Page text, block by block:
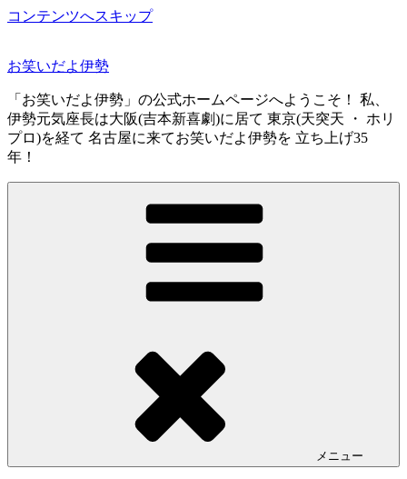
コンテンツへスキップ
お笑いだよ伊勢
「お笑いだよ伊勢」の公式ホームページへようこそ！ 私、
伊勢元気座長は大阪(吉本新喜劇)に居て 東京(天突天 ・ ホリ
プロ)を経て 名古屋に来てお笑いだよ伊勢を 立ち上げ35
年！
メニュー